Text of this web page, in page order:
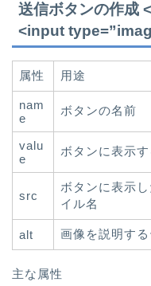
送信ボタンの作成
<input
属性 用途
nam
e
ボタンの名前
valu
e
ボタンに表示
src
ボタンに表示
イル名
alt 画像を説明する
主な属性